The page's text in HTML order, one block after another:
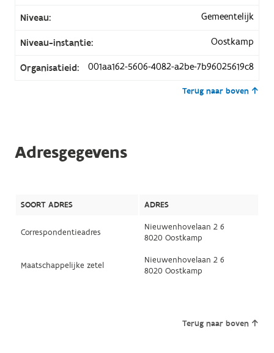
Niveau: Gemeentelijk
Niveau-instantie: Oostkamp
Organisatieid: 001aa162-5606-4082-a2be-7b96025619c8
Terug naar boven
Adresgegevens
SOORT ADRES ADRES
Correspondentieadres
Nieuwenhovelaan 2 6
8020 Oostkamp
Maatschappelijke zetel
Nieuwenhovelaan 2 6
8020 Oostkamp
Terug naar boven